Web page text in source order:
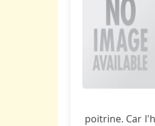
poitrine. Car